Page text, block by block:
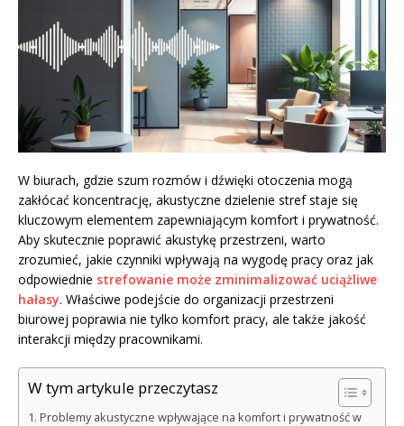
W biurach, gdzie szum rozmów i dźwięki otoczenia mogą
zakłócać koncentrację, akustyczne dzielenie stref staje się
kluczowym elementem zapewniającym komfort i prywatność.
Aby skutecznie poprawić akustykę przestrzeni, warto
zrozumieć, jakie czynniki wpływają na wygodę pracy oraz jak
odpowiednie strefowanie może zminimalizować uciążliwe
hałasy. Właściwe podejście do organizacji przestrzeni
biurowej poprawia nie tylko komfort pracy, ale także jakość
interakcji między pracownikami.
W tym artykule przeczytasz
Problemy akustyczne wpływające na komfort i prywatność w